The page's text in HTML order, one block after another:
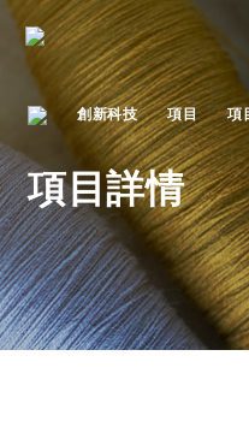
創新科技 項目 項
項目詳情